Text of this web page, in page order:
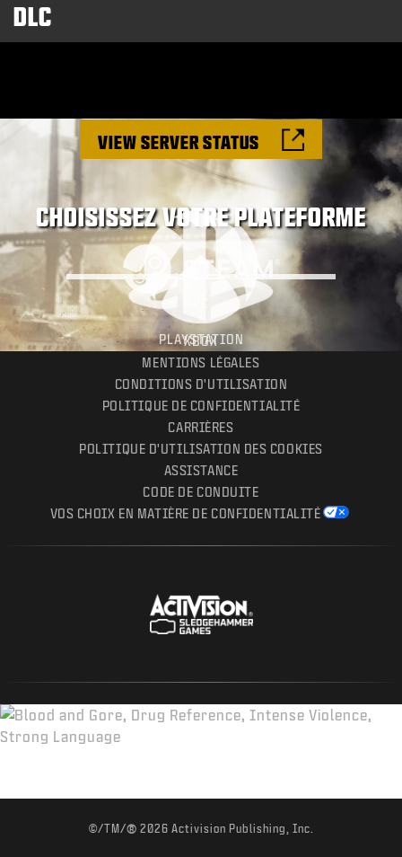
DLC
VIEW SERVER STATUS
CHOISISSEZ VOTRE PLATEFORME
PLAYSTATION
XBOX
MENTIONS LÉGALES
CONDITIONS D'UTILISATION
POLITIQUE DE CONFIDENTIALITÉ
CARRIÈRES
POLITIQUE D'UTILISATION DES COOKIES
ASSISTANCE
CODE DE CONDUITE
VOS CHOIX EN MATIÈRE DE CONFIDENTIALITÉ
©/TM/® 2026 Activision Publishing, Inc.